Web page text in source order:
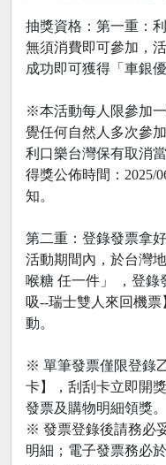
抽獎資格：第一重：
無須消費即可參加，
成功即可獲得「車銀
※本活動每人限參加
覺任何自然人多次參
利口樂台灣保有取消
得獎公佈時間：2025/
知。
第二重：登錄發票拿
活動期間內，於台灣
喉糖 任一件」 ，登
吸--瑞士雙人來回機
動。
※ 單筆發票僅限登錄
卡】，刮刮卡立即開
發票及購物明細領獎。
※ 發票登錄後請務必
明細；電子發票務必